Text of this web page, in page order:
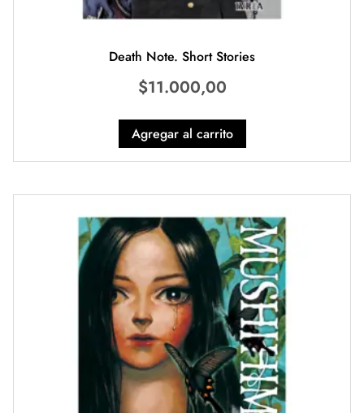
Death Note. Short Stories
$11.000,00
Agregar al carrito